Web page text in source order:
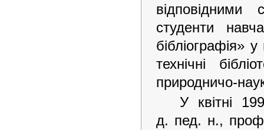
відповідними
студенти
бібліографія»
технічні
природничо-
У квітні
д. пед. н.,